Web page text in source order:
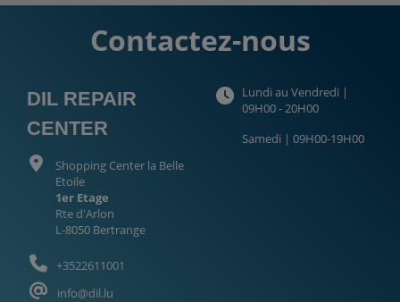
Contactez-nous
DIL REPAIR
CENTER
Shopping Center la Belle
Etoile
1er Etage
Rte d'Arlon
L-8050 Bertrange
+3522611001
info@dil.lu
Lundi au Vendredi |
09H00 - 20H00
Samedi | 09H00-19H00